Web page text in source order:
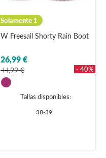
Solamente 1
W Freesail Shorty Rain Boot
26,99 €
44,99 € - 40%
Tallas disponibles:
38-39